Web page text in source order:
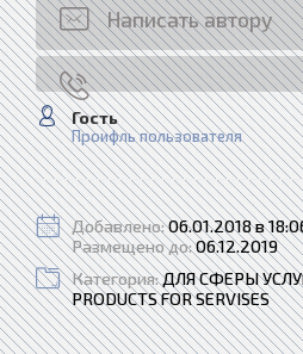
Написать автору
Гость
Проифль пользователя
Добавлено:06.01.2018 в
Размещено до:06.12.2019
Категория:ДЛЯ СФЕРЫ
PRODUCTS FOR SERVISES